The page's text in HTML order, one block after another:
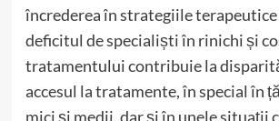
încrederea în strategiile terapeutice
deficitul de specialiști în rinichi și
tratamentului contribuie la
accesul la tratamente, în special în
mici și medii, dar și în unele situații